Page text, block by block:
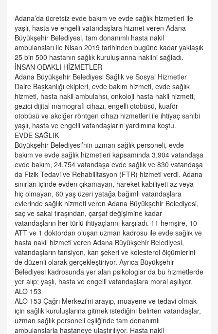
Adana’da ücretsiz evde bakım ve evde sağlık hizmetleri ile
yaşlı, hasta ve engelli vatandaşlara hizmet veren Adana
Büyükşehir Belediyesi, tam donanımlı hasta nakil
ambulansları ile Nisan 2019 tarihinden bugüne kadar yaklaşık
25 bin 500 hastanın sağlık kuruluşlarına naklini sağladı.
İNSAN ODAKLI HİZMETLER
Adana Büyükşehir Belediyesi Sağlık ve Sosyal Hizmetler
Daire Başkanlığı ekipleri, evde bakım hizmeti, evde sağlık
hizmeti, hasta nakil ambulansı, onkoloji hasta nakil hizmeti,
gezici dijital mamografi cihazı, engelli otobüsü, kuaför
otobüsü ve akciğer röntgen cihazı hizmetleri ile ihtiyaç sahibi
yaşlı, hasta ve engelli vatandaşların yardımına koştu.
EVDE SAĞLIK
Büyükşehir Belediyesi’nin uzman sağlık personeli, evde
bakım ve evde sağlık hizmetleri kapsamında 3.904 vatandaşa
evde bakım, 24.754 vatandaşa evde sağlık ve 830 vatandaşa
da Fizik Tedavi ve Rehabilitasyon (FTR) hizmeti verdi. Adana
sınırları içinde evden çıkamayan, hareket kabiliyeti az veya
hiç olmayan, 60 yaş üzeri yatağa bağımlı vatandaşlara
evlerinde sağlık hizmeti veren Adana Büyükşehir Belediyesi,
saç ve sakal tıraşından, çarşaf değişimine kadar
vatandaşların her türlü ihtiyaçlarını karşıladı. 11 hemşire, 10
ATT ve 1 doktordan oluşan uzman kadrosu ile evde sağlık ve
hasta nakil hizmeti veren Adana Büyükşehir Belediyesi,
vatandaşların tansiyon, kan şekeri ve kolesterol ölçümlerini
de düzenli olarak gerçekleştiriyor. Ayrıca Büyükşehir
Belediyesi kadrosunda yer alan psikologlar da bu hizmetlerde
yer alıp; yaşlı, hasta ve engelli vatandaşlara moral aşılıyor.
ALO 153
ALO 153 Çağrı Merkezi’ni arayıp, muayene ve tedavi olmak
için sağlık kuruluşlarına gitmek istediğini belirten vatandaşlar,
uzman sağlık personeli eşliğinde tam donanımlı
ambulanslarla hastaneye ulaştırılıyor. Hasta nakil